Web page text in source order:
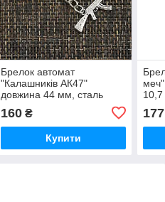
Брелок автомат
"Калашників АК47"
довжина 44 мм, сталь
деталізація. Міцне кільце.
160₴
Купити
177